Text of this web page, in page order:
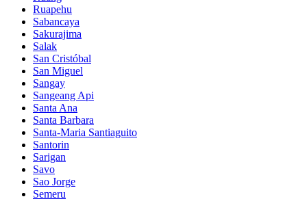
Ruapehu
Sabancaya
Sakurajima
Salak
San Cristóbal
San Miguel
Sangay
Sangeang Api
Santa Ana
Santa Barbara
Santa-Maria Santiaguito
Santorin
Sarigan
Savo
Sao Jorge
Semeru